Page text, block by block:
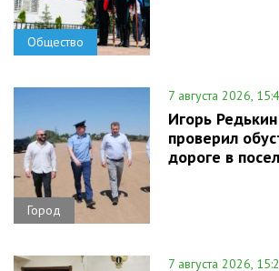
Общество
Город
7 августа 2026,
Игорь
проверил
дороге в
7 августа 2026,